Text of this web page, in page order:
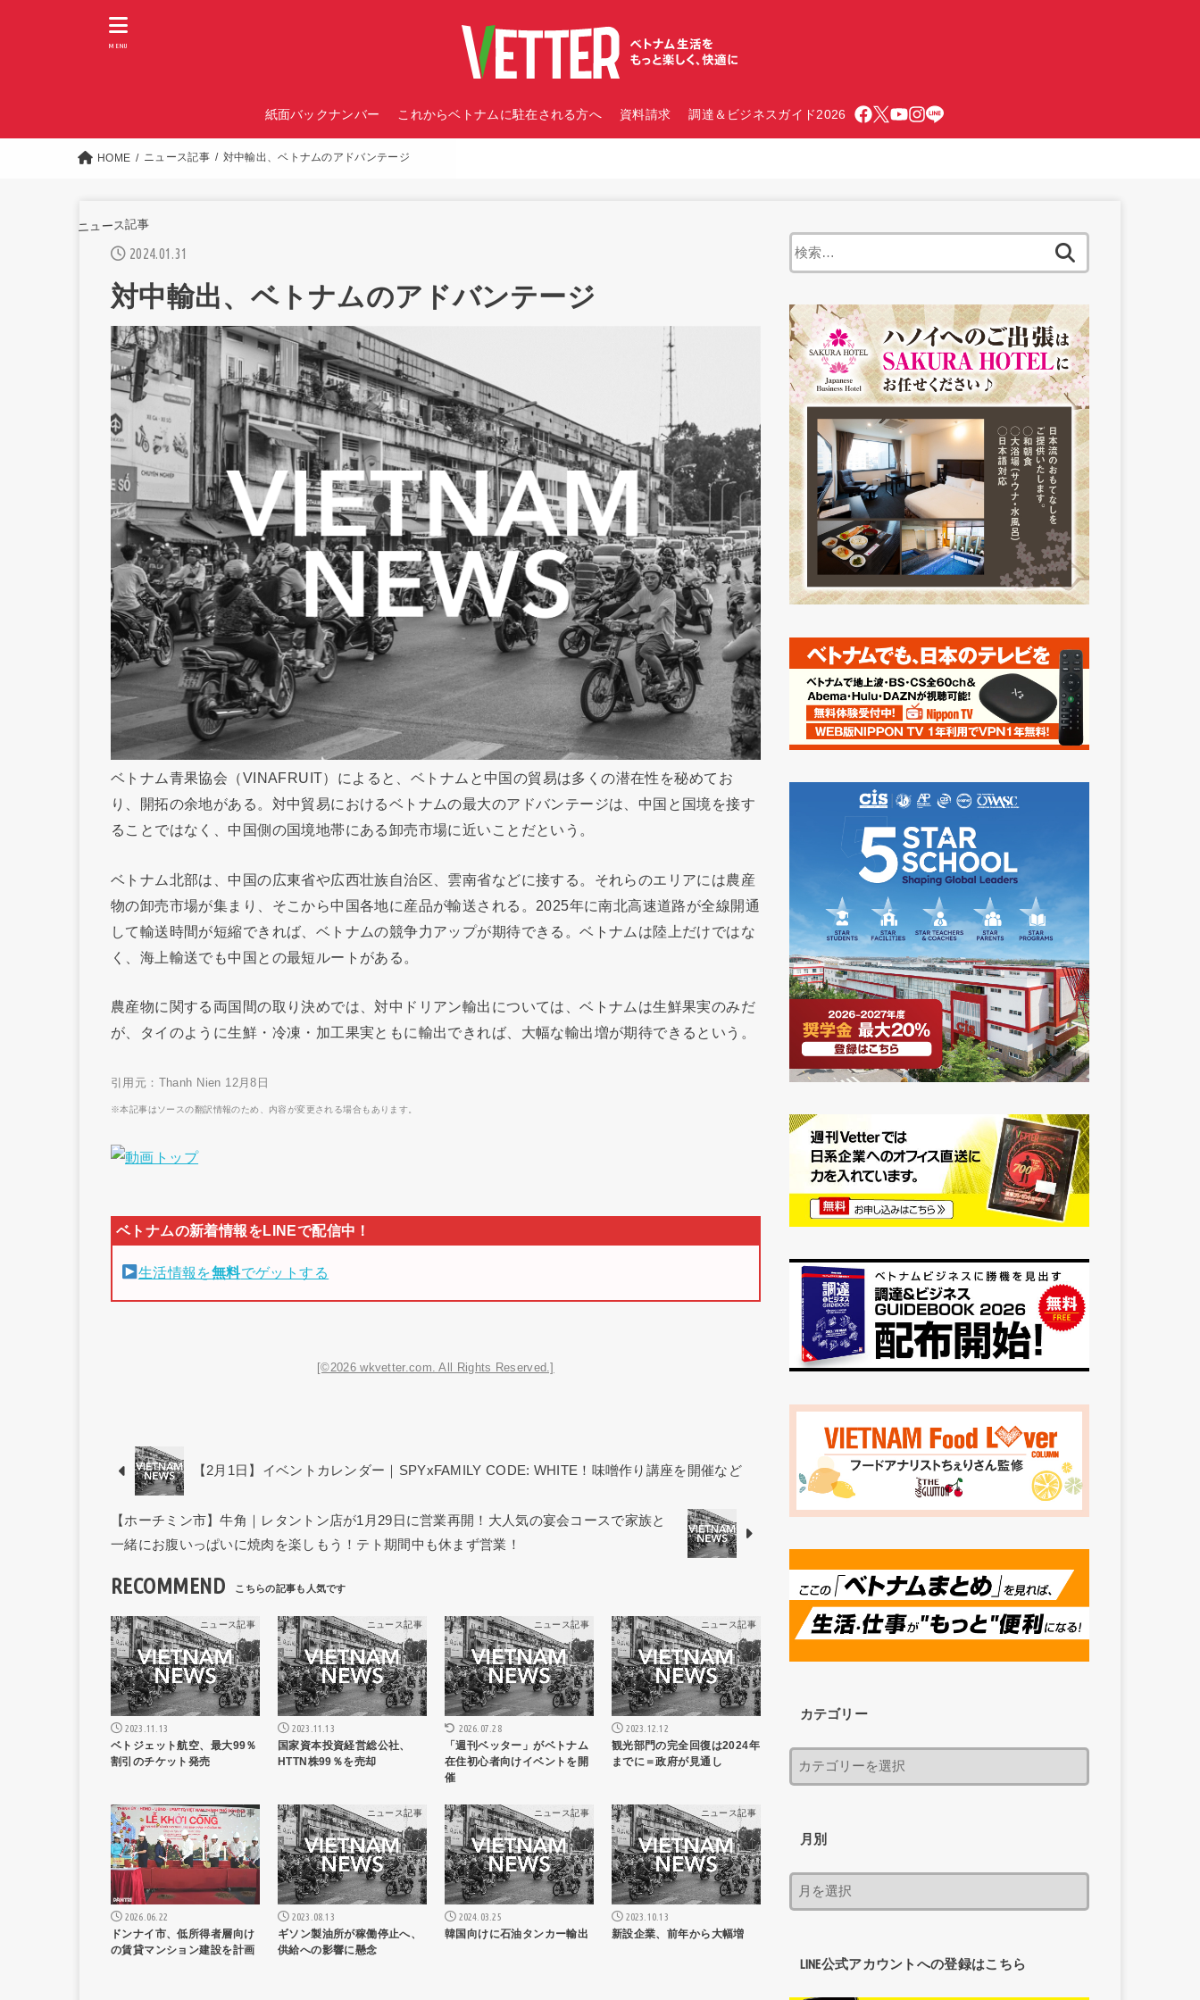
紙面バックナンバー これからベトナムに駐在される方へ 資料請求 調達＆ビジネスガイド2026
MENU
HOME ニュース記事 対中輸出、ベトナムのアドバンテージ
ニュース記事
2024.01.31
対中輸出、ベトナムのアドバンテージ
ベトナム青果協会（VINAFRUIT）によると、ベトナムと中国の貿易は多くの潜在性を秘めてお
り、開拓の余地がある。対中貿易におけるベトナムの最大のアドバンテージは、中国と国境を接す
ることではなく、中国側の国境地帯にある卸売市場に近いことだという。
ベトナム北部は、中国の広東省や広西壮族自治区、雲南省などに接する。それらのエリアには農産
物の卸売市場が集まり、そこから中国各地に産品が輸送される。2025年に南北高速道路が全線開通
して輸送時間が短縮できれば、ベトナムの競争力アップが期待できる。ベトナムは陸上だけではな
く、海上輸送でも中国との最短ルートがある。
農産物に関する両国間の取り決めでは、対中ドリアン輸出については、ベトナムは生鮮果実のみだ
が、タイのように生鮮・冷凍・加工果実ともに輸出できれば、大幅な輸出増が期待できるという。
引用元：Thanh Nien 12月8日
※本記事はソースの翻訳情報のため、内容が変更される場合もあります。
生活情報を無料でゲットする
[©2026 wkvetter.com. All Rights Reserved.]
【2月1日】イベントカレンダー｜SPYxFAMILY CODE: WHITE！味噌作り講座を開催など
【ホーチミン市】牛角｜レタントン店が1月29日に営業再開！大人気の宴会コースで家族と
一緒にお腹いっぱいに焼肉を楽しもう！テト期間中も休まず営業！
RECOMMEND
ニュース記事
2023.11.13
ベトジェット航空、最大99％
割引のチケット発売
ニュース記事
2023.11.13
国家資本投資経営総公社、
HTTN株99％を売却
ニュース記事
2026.07.28
「週刊ベッター」がベトナム
在住初心者向けイベントを開
催
ニュース記事
2023.12.12
観光部門の完全回復は2024年
までに＝政府が見通し
ニュース記事
2026.06.22
ドンナイ市、低所得者層向け
の賃貸マンション建設を計画
ニュース記事
2023.08.13
ギソン製油所が稼働停止へ、
供給への影響に懸念
ニュース記事
2024.03.25
韓国向けに石油タンカー輸出
ニュース記事
2023.10.13
新設企業、前年から大幅増
カテゴリー
月別
LINE公式アカウントへの登録はこちら